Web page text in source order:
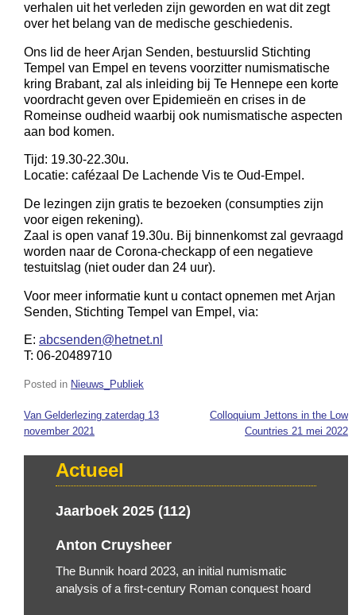
verhalen uit het verleden zijn geworden en wat dit zegt
over het belang van de medische geschiedenis.
Ons lid de heer Arjan Senden, bestuurslid Stichting
Tempel van Empel en tevens voorzitter numismatische
kring Brabant, zal als inleiding bij Te Hennepe een korte
voordracht geven over Epidemieën en crises in de
Romeinse oudheid waarbij ook numismatische aspecten
aan bod komen.
Tijd: 19.30-22.30u.
Locatie: cafézaal De Lachende Vis te Oud-Empel.
De lezingen zijn gratis te bezoeken (consumpties zijn
voor eigen rekening).
Zaal is open vanaf 19.30u. Bij binnenkomst zal gevraagd
worden naar de Corona-checkapp of een negatieve
testuitslag (niet ouder dan 24 uur).
Voor meer informatie kunt u contact opnemen met Arjan
Senden, Stichting Tempel van Empel, via:
E: abcsenden@hetnet.nl
T: 06-20489710
Posted in Nieuws_Publiek
Bericht
navigatie
Van Gelderlezing zaterdag 13
november 2021
Colloquium Jettons in the Low
Countries 21 mei 2022
Actueel
Jaarboek 2025 (112)
Anton Cruysheer
The Bunnik hoard 2023, an initial numismatic
analysis of a first-century Roman conquest hoard